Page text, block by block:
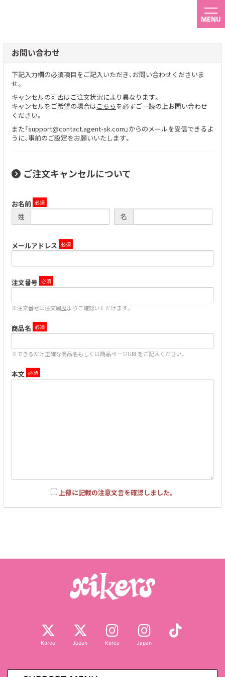
MENU
お問い合わせ
下記入力欄の必須項目をご記入いただき、お問い合わせくださいま
せ。
キャンセルの可否はご注文状況により異なります。
キャンセルをご希望の場合はこちら を必ずご一読の上お問い合わせ
ください。
また「support@contact.agent-sk.com」からのメールを受信できるよ
うに、事前のご設定をお願いいたします。
ご注文キャンセルについて
お名前
姓
名
メールアドレス
注文番号
※注文番号は注文履歴よりご確認いただけます。
商品名
※できるだけ正確な商品名もしくは商品ページURLをご記入ください。
本文
上部に記載の注意文言を確認しました。
Korea Japan Korea Japan